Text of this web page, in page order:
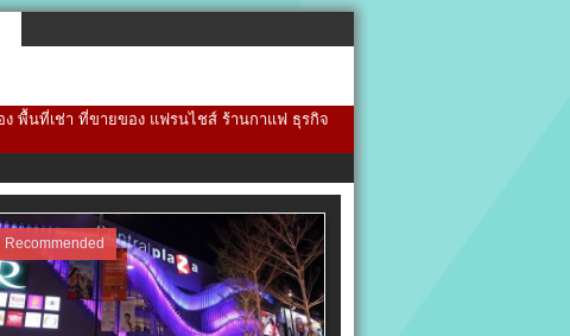
พื้นที่เช่า ที่ขายของ แฟรนไชส์ ร้านกาแฟ ธุรกิจ
Recommended